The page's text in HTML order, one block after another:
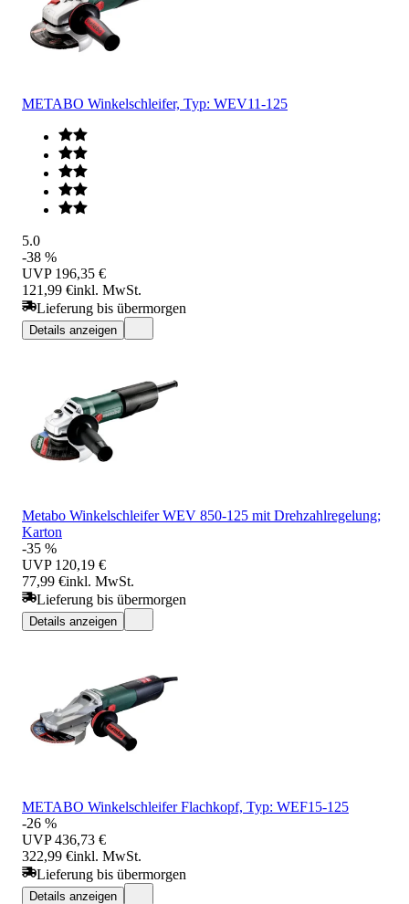
METABO Winkelschleifer, Typ: WEV11-125
5.0
-38 %
UVP 196,35 €
121,99 €inkl. MwSt.
Lieferung bis übermorgen
Details anzeigen
Metabo Winkelschleifer WEV 850-125 mit Drehzahlregelung;
Karton
-35 %
UVP 120,19 €
77,99 €inkl. MwSt.
Lieferung bis übermorgen
Details anzeigen
METABO Winkelschleifer Flachkopf, Typ: WEF15-125
-26 %
UVP 436,73 €
322,99 €inkl. MwSt.
Lieferung bis übermorgen
Details anzeigen